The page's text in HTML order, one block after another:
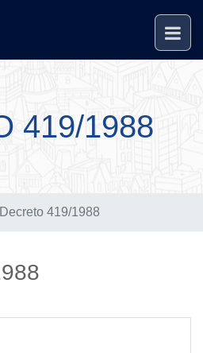
419/1988
Decreto 419/1988